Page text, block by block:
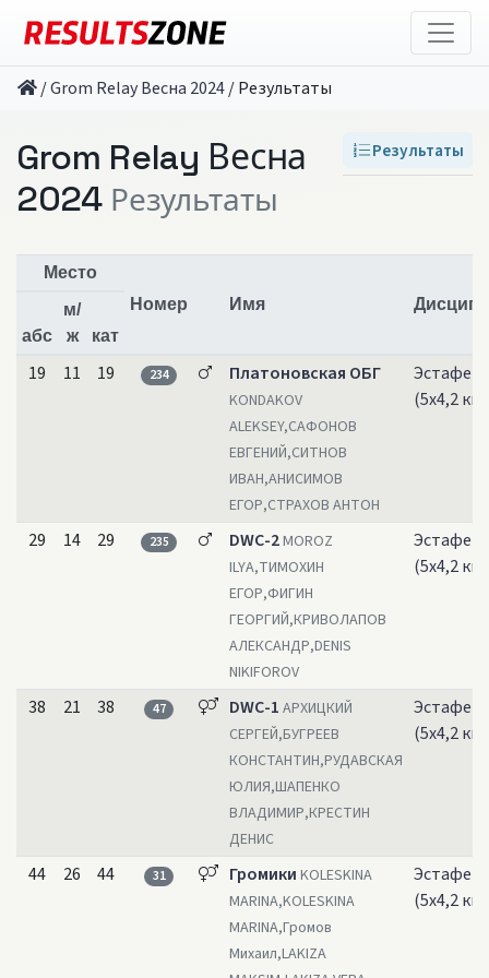
/Grom Relay Весна 2024/Результаты
Grom Relay Весна
2024 Результаты
Результаты
Место
Номер
Имя
абс
м/
ж
кат
19 11 19 234 Платоновская ОБГ
KONDAKOV
ALEKSEY,САФОНОВ
ЕВГЕНИЙ,СИТНОВ
ИВАН,АНИСИМОВ
ЕГОР,СТРАХОВ АНТОН
Эстафета
(5х4,2 км)
29 14 29 235 DWC-2MOROZ
ILYA,ТИМОХИН
ЕГОР,ФИГИН
ГЕОРГИЙ,КРИВОЛАПОВ
АЛЕКСАНДР,DENIS
NIKIFOROV
Эстафета
(5х4,2 км)
38 21 38 47 DWC-1 АРХИЦКИЙ
СЕРГЕЙ,БУГРЕЕВ
КОНСТАНТИН,РУДАВСКАЯ
ЮЛИЯ,ШАПЕНКО
ВЛАДИМИР,КРЕСТИН
ДЕНИС
Эстафета
(5х4,2 км)
44 26 44 31 Громики KOLESKINA
MARINA,KOLESKINA
MARINA,Громов
Михаил,LAKIZA
Эстафета
(5х4,2 км)